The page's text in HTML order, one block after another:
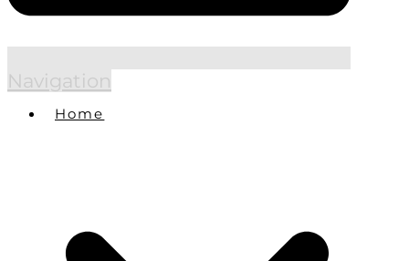
Navigation
Home